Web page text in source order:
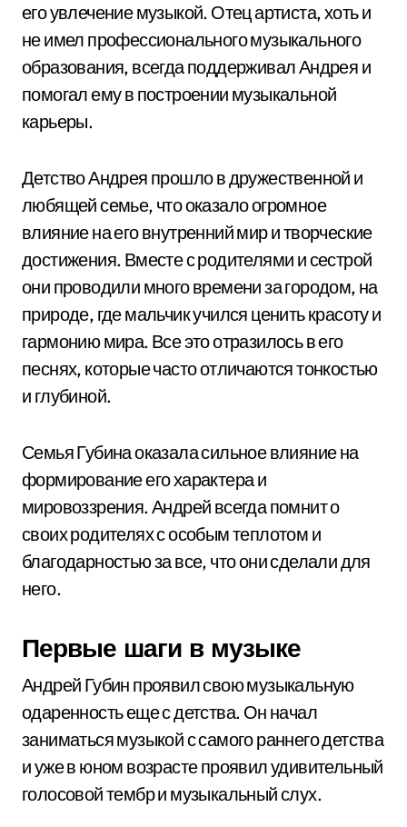
его увлечение музыкой. Отец артиста, хоть и
не имел профессионального музыкального
образования, всегда поддерживал Андрея и
помогал ему в построении музыкальной
карьеры.
Детство Андрея прошло в дружественной и
любящей семье, что оказало огромное
влияние на его внутренний мир и творческие
достижения. Вместе с родителями и сестрой
они проводили много времени за городом, на
природе, где мальчик учился ценить красоту и
гармонию мира. Все это отразилось в его
песнях, которые часто отличаются тонкостью
и глубиной.
Семья Губина оказала сильное влияние на
формирование его характера и
мировоззрения. Андрей всегда помнит о
своих родителях с особым теплотом и
благодарностью за все, что они сделали для
него.
Первые шаги в музыке
Андрей Губин проявил свою музыкальную
одаренность еще с детства. Он начал
заниматься музыкой с самого раннего детства
и уже в юном возрасте проявил удивительный
голосовой тембр и музыкальный слух.